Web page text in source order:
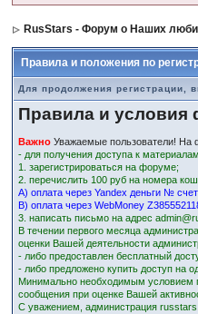
RusStars - Форум о Наших
Правила и положения по
Для продолжения
Правила и условия
Важно Уважаемые пользователи! На
- для получения доступа к
1. зарегистрироваться на форуме;
2. перечислить 100 руб на номера
А) оплата через Yandex деньги №
В) оплата через WebMoney
3. написать письмо на адрес
В течении первого месяца
оценки Вашей деятельности
- либо предоставлен бесплатный
- либо предложено купить доступ на
Минимально необходимым условием
сообщения при оценке Вашей
С уважением, администрация